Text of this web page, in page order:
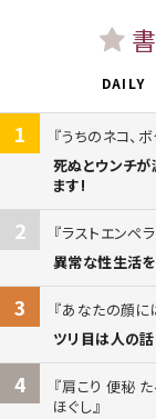
DAILY
1
うちのネコ、
死ぬとウンチが
ます!
2
ラストエンペ
異常な性生活
3
あなたの顔に
ツリ目は人の
4
肩こり 便秘
ほぐし